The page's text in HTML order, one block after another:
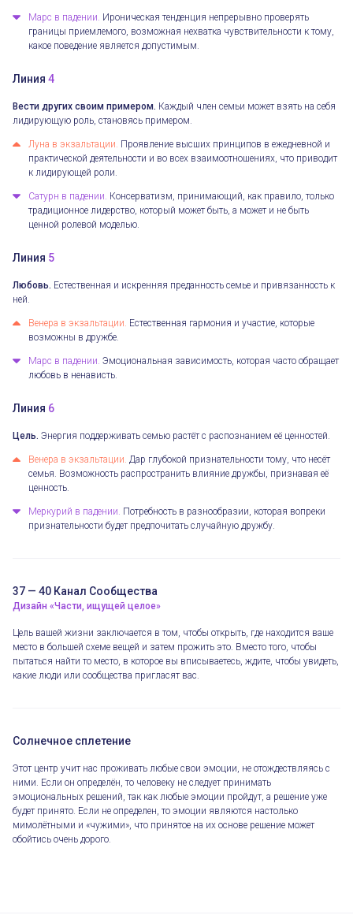
Марс в падении. Ироническая тенденция непрерывно проверять
границы приемлемого, возможная нехватка чувствительности к тому,
какое поведение является допустимым.
Линия 4
Вести других своим примером. Каждый член семьи может взять на себя
лидирующую роль, становясь примером.
Луна в экзальтации. Проявление высших принципов в ежедневной и
практической деятельности и во всех взаимоотношениях, что приводит
к лидирующей роли.
Сатурн в падении. Консерватизм, принимающий, как правило, только
традиционное лидерство, который может быть, а может и не быть
ценной ролевой моделью.
Линия 5
Любовь. Естественная и искренняя преданность семье и привязанность к
ней.
Венера в экзальтации. Естественная гармония и участие, которые
возможны в дружбе.
Марс в падении. Эмоциональная зависимость, которая часто обращает
любовь в ненависть.
Линия 6
Цель. Энергия поддерживать семью растёт с распознанием её ценностей.
Венера в экзальтации. Дар глубокой признательности тому, что несёт
семья. Возможность распространить влияние дружбы, признавая её
ценность.
Меркурий в падении. Потребность в разнообразии, которая вопреки
признательности будет предпочитать случайную дружбу.
37 — 40 Канал Сообщества
Дизайн «Части, ищущей целое»
Цель вашей жизни заключается в том, чтобы открыть, где находится ваше
место в большей схеме вещей и затем прожить это. Вместо того, чтобы
пытаться найти то место, в которое вы вписываетесь, ждите, чтобы увидеть,
какие люди или сообщества пригласят вас.
Солнечное сплетение
Этот центр учит нас проживать любые свои эмоции, не отождествляясь с
ними. Если он определён, то человеку не следует принимать
эмоциональных решений, так как любые эмоции пройдут, а решение уже
будет принято. Если не определен, то эмоции являются настолько
мимолётными и «чужими», что принятое на их основе решение может
обойтись очень дорого.